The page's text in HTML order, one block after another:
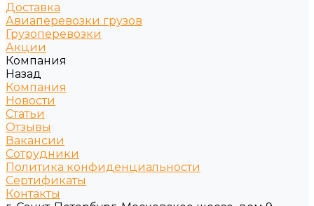
Доставка
Авиаперевозки грузов
Грузоперевозки
Акции
Компания
Назад
Компания
Новости
Статьи
Отзывы
Вакансии
Сотрудники
Политика конфиденциальности
Сертификаты
Контакты